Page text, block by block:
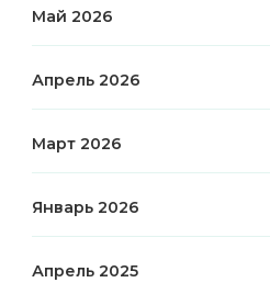
Май 2026
Апрель 2026
Март 2026
Январь 2026
Апрель 2025